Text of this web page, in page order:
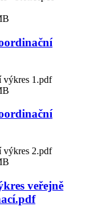
výkres 1.pdf
výkres 2.pdf
veřejně